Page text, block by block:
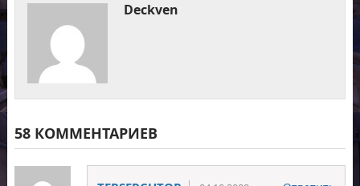
Deckven
58 КОММЕНТАРИЕВ